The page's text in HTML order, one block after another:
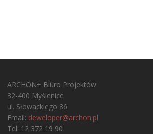
ARCHON+ Biuro Projektów
32-400 Myślenice
ul. Słowackiego 86
Email: deweloper@archon.pl
Tel: 12 372 19 90